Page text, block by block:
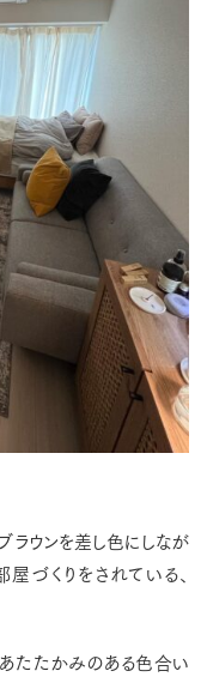
ラウンを差し色にしなが
づくりをされている、
あたたかみのある色合い